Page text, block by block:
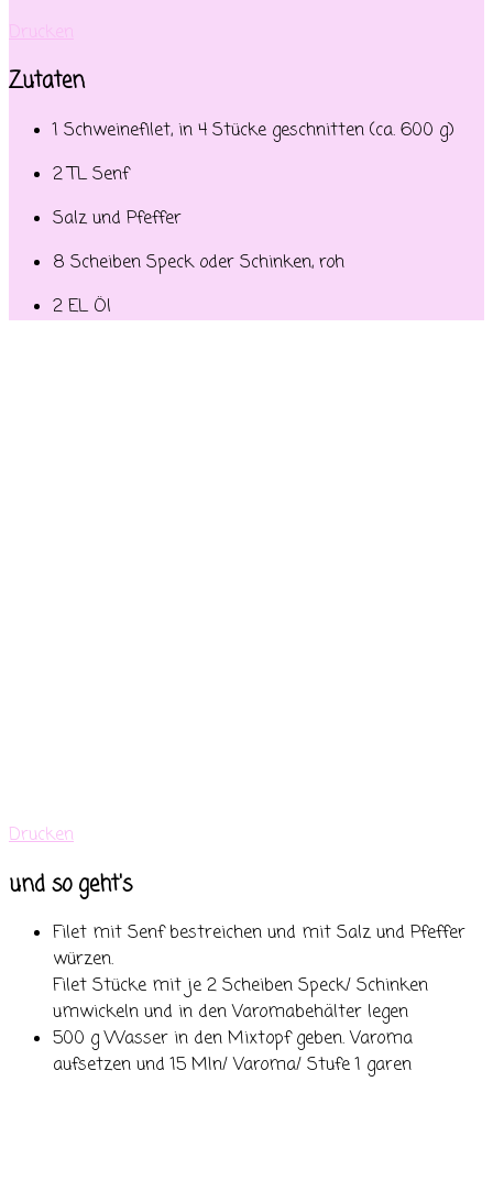
Drucken
Zutaten
1 Schweinefilet, in 4 Stücke geschnitten (ca. 600 g)
2 TL Senf
Salz und Pfeffer
8 Scheiben Speck oder Schinken, roh
2 EL Öl
Drucken
und so geht's
Filet mit Senf bestreichen und mit Salz und Pfeffer
würzen.
Filet Stücke mit je 2 Scheiben Speck/ Schinken
umwickeln und in den Varomabehälter legen
500 g Wasser in den Mixtopf geben. Varoma
aufsetzen und 15 MIn/ Varoma/ Stufe 1 garen